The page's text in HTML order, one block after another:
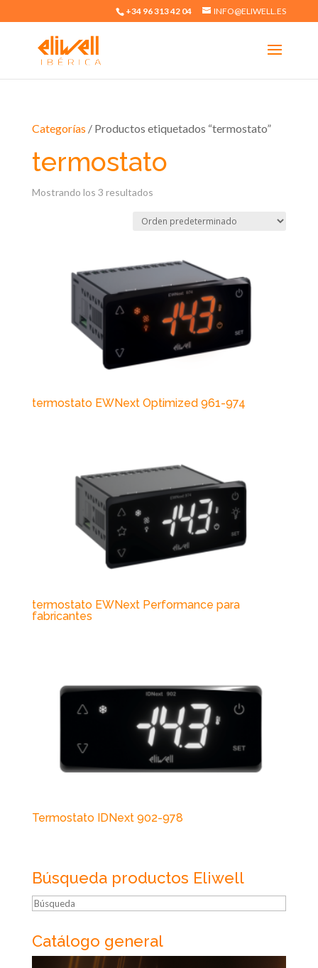
+34 96 313 42 04 INFO@ELIWELL.ES
Categorías / Productos etiquetados “termostato”
termostato
Mostrando los 3 resultados
termostato EWNext Optimized 961-974
termostato EWNext Performance para
fabricantes
Termostato IDNext 902-978
Búsqueda productos Eliwell
Búsqueda
Catálogo general